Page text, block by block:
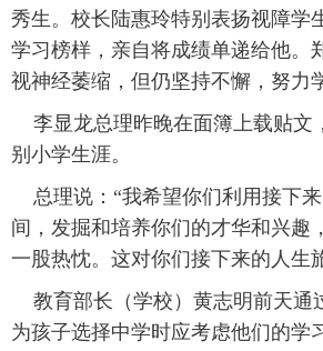
秀生。校长陆惠玲特别表扬视障学
学习榜样，亲自将成绩单递给他。
视神经萎缩，但仍坚持不懈，努力
李显龙总理昨晚在面簿上载贴文
别小学生涯。
总理说：“我希望你们利用接下
间，发掘和培养你们的才华和兴趣
一股热忱。这对你们接下来的人生
教育部长（学校）黄志明前天通
为孩子选择中学时应考虑他们的学